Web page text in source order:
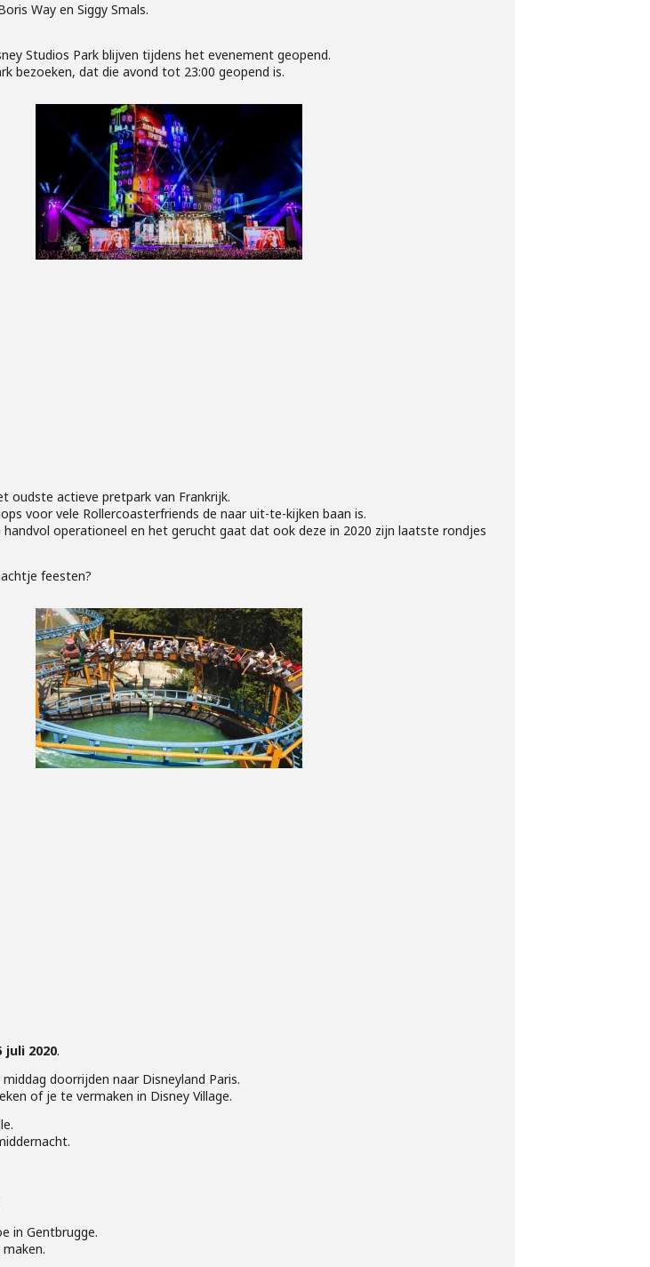
Way en Siggy Smals.
Studios Park blijven tijdens het evenement geopend.
bezoeken, dat die avond tot 23:00 geopend is.
oudste actieve pretpark van Frankrijk.
voor vele Rollercoasterfriends de naar uit-te-kijken baan is.
operationeel en het gerucht gaat dat ook deze in 2020 zijn laatste rondjes
feesten?
2020.
doorrijden naar Disneyland Paris.
of je te vermaken in Disney Village.
in Gentbrugge.